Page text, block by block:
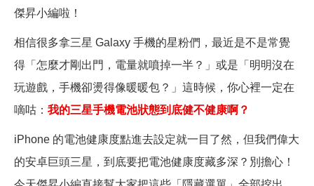
傑昇小編啦！
相信很多拿三星 Galaxy 手機的星粉們，最近是不是常覺
得「怎麼才剛出門，電量就噴掉一半？」或是「明明沒在
玩遊戲，手機卻燙得像暖暖包？」這時候，你心裡一定在
嘀咕： 我的三星手機電池狀態到底健不健康啊？
iPhone 的電池健康度點進去設定就一目了然，但我們偉大
的安卓巨頭三星，到底要把電池健康度藏多深？別擔心！